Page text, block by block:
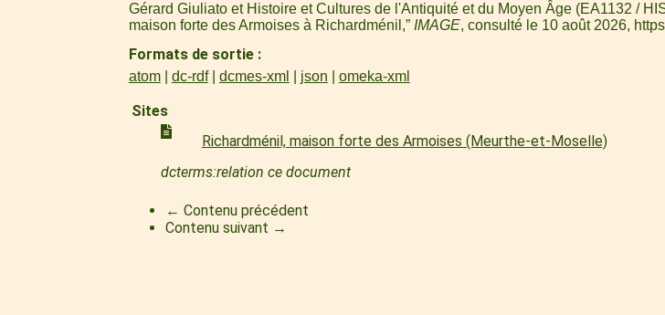
Gérard Giuliato et Histoire et Cultures de l'Antiquité et du Moyen Âge (EA1132 /
maison forte des Armoises à Richardménil,” IMAGE, consulté le 10 août 2026,
Formats de sortie
atom dc-rdf dcmes-xml json omeka-xml
Sites
Richardménil, maison forte des Armoises (Meurthe-et-Moselle)
dcterms:relation ce document
← Contenu précédent
Contenu suivant →